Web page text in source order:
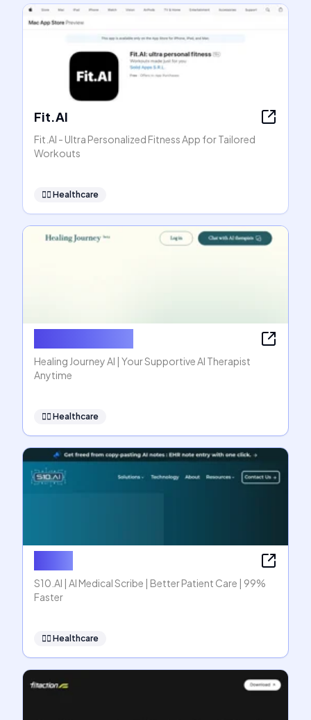
Fit.AI
Fit.AI - Ultra Personalized Fitness App for Tailored
Workouts
👩‍⚕️ Healthcare
Healing Journey AI | Your Supportive AI Therapist
Anytime
👩‍⚕️ Healthcare
S10.AI | AI Medical Scribe | Better Patient Care | 99%
Faster
👩‍⚕️ Healthcare